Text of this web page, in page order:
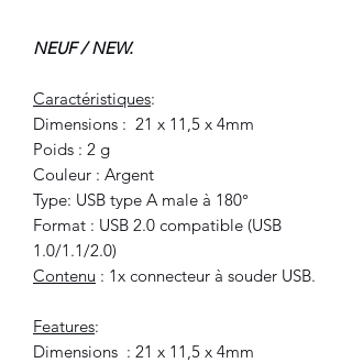
NEUF / NEW.
Caractéristiques:
Dimensions : 21 x 11,5 x 4mm
Poids : 2 g
Couleur : Argent
Type: USB type A male à 180°
Format : USB 2.0 compatible (USB
1.0/1.1/2.0)
Contenu : 1x connecteur à souder USB.
Features:
Dimensions : 21 x 11,5 x 4mm